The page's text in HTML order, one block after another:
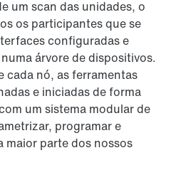
um scan das unidades, o
os participantes que se
configuradas e
árvore de dispositivos.
cada nó, as ferramentas
e iniciadas de forma
um sistema modular de
programar e
parte dos nossos